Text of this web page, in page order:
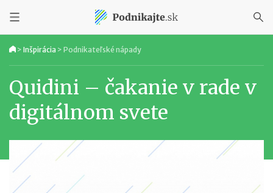
> Inšpirácia > Podnikateľské nápady
Quidini – čakanie v rade v
digitálnom svete